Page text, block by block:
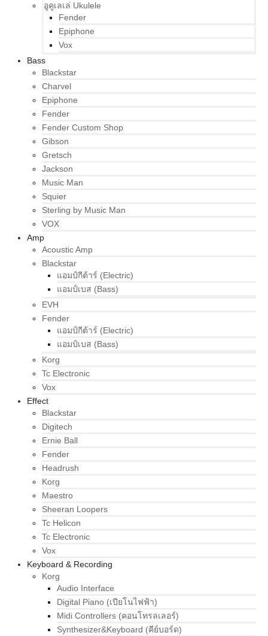
อูคูเลเล่ Ukulele
Fender
Epiphone
Vox
Bass
Blackstar
Charvel
Epiphone
Fender
Fender Custom Shop
Gibson
Gretsch
Jackson
Music Man
Squier
Sterling by Music Man
VOX
Amp
Acoustic Amp
Blackstar
แอมป์กีต้าร์ (Electric)
แอมป์เบส (Bass)
EVH
Fender
แอมป์กีต้าร์ (Electric)
แอมป์เบส (Bass)
Korg
Tc Electronic
Vox
Effect
Blackstar
Digitech
Ernie Ball
Fender
Headrush
Korg
Maestro
Sheeran Loopers
Tc Helicon
Tc Electronic
Vox
Keyboard & Recording
Korg
Audio Interface
Digital Piano (เปียโนไฟฟ้า)
Midi Controllers (คอนโทรลเลอร์)
Synthesizer&Keyboard (คีย์บอร์ด)